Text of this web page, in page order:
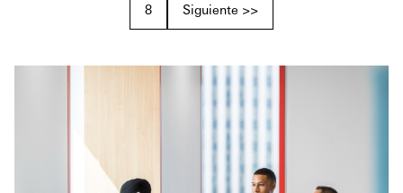
8 Siguiente >>